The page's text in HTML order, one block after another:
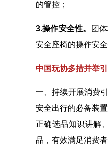
的管控；
3.操作安全性。
团
安全座椅的操作安全
中国玩协多措并举
一、持续开展消费
安全出行的必备装
正确选品知识讲解
品，有效满足消费